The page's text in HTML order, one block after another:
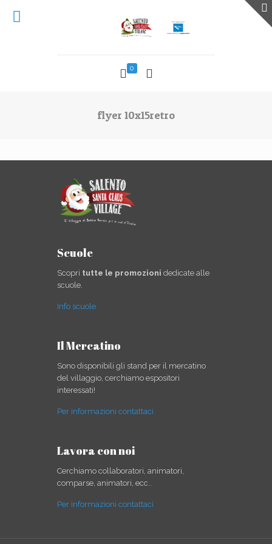
0
flyer 10x15retro
Scuole
Scopri tutte le promozioni dedicate alle
scuole.
Info scuole
Il Mercatino
Sono disponibili gli stand per il mercatino
del villaggio, cerchiamo espositori
interessati!
Per informazioni contattaci
Lavora con noi
Cerchiamo collaboratori, animatori,
comparse, animatori, ecc..
Per informazioni contattaci